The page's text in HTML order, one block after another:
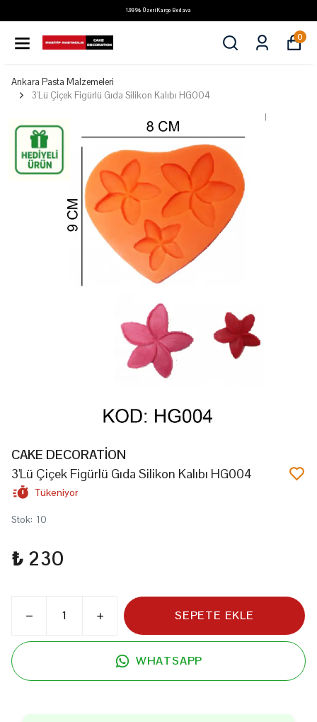
1.999₺ Üzeri Kargo Bedava
0
Ankara Pasta Malzemeleri
3'Lü Çiçek Figürlü Gıda Silikon Kalıbı HG004
CAKE DECORATİON
3'Lü Çiçek Figürlü Gıda Silikon Kalıbı HG004
Tükeniyor
Stok: 10
₺ 230
SEPETE EKLE
WHATSAPP